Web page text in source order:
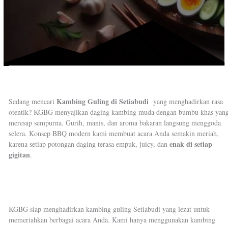
Sedang mencari Kambing Guling di Setiabudi yang menghadirkan rasa
otentik? KGBG menyajikan daging kambing muda dengan bumbu khas
meresap sempurna. Gurih, manis, dan aroma bakaran langsung menggoda
selera. Konsep BBQ modern kami membuat acara Anda semakin meriah,
karena setiap potongan daging terasa empuk, juicy, dan enak di setiap
gigitan.
KGBG siap menghadirkan kambing guling Setiabudi yang lezat untuk
memeriahkan berbagai acara Anda. Kami hanya menggunakan kambing